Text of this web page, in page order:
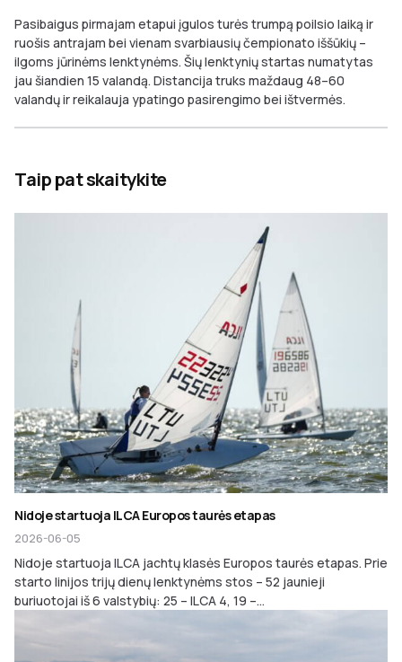
Pasibaigus pirmajam etapui įgulos turės trumpą poilsio laiką ir
ruošis antrajam bei vienam svarbiausių čempionato iššūkių –
ilgoms jūrinėms lenktynėms. Šių lenktynių startas numatytas
jau šiandien 15 valandą. Distancija truks maždaug 48–60
valandų ir reikalauja ypatingo pasirengimo bei ištvermės.
Taip pat skaitykite
Nidoje startuoja ILCA Europos taurės etapas
2026-06-05
Nidoje startuoja ILCA jachtų klasės Europos taurės etapas. Prie
starto linijos trijų dienų lenktynėms stos – 52 jaunieji
buriuotojai iš 6 valstybių: 25 – ILCA 4, 19 –...